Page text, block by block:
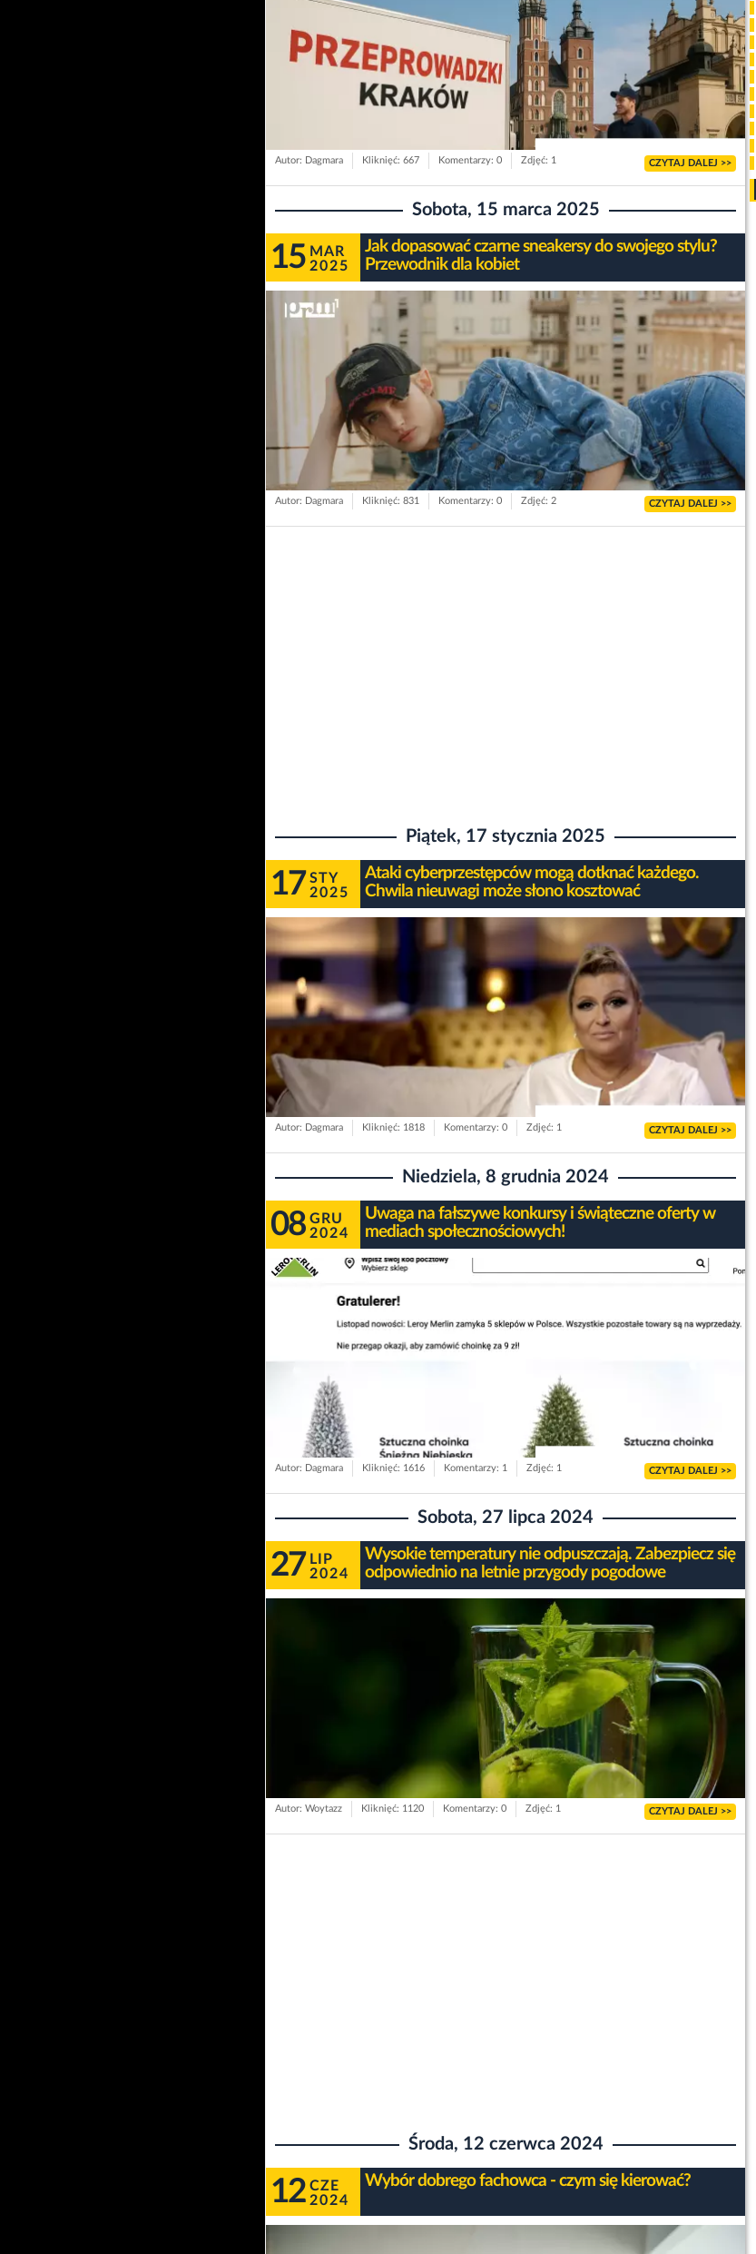
Autor: Dagmara Kliknięć: 667 Komentarzy: 0 Zdjęć: 1 CZYTAJ DALEJ >>
Sobota, 15 marca 2025
15 MAR
2025
Jak dopasować czarne sneakersy do swojego stylu?
Przewodnik dla kobiet
Autor: Dagmara Kliknięć: 831 Komentarzy: 0 Zdjęć: 2 CZYTAJ DALEJ >>
Piątek, 17 stycznia 2025
17 STY
2025
Ataki cyberprzestępców mogą dotknać każdego.
Chwila nieuwagi może słono kosztować
Autor: Dagmara Kliknięć: 1818 Komentarzy: 0 Zdjęć: 1 CZYTAJ DALEJ >>
Niedziela, 8 grudnia 2024
08 GRU
2024
Uwaga na fałszywe konkursy i świąteczne oferty w
mediach społecznościowych!
Autor: Dagmara Kliknięć: 1616 Komentarzy: 1 Zdjęć: 1 CZYTAJ DALEJ >>
Sobota, 27 lipca 2024
27 LIP
2024
Wysokie temperatury nie odpuszczają. Zabezpiecz się
odpowiednio na letnie przygody pogodowe
Autor: Woytazz Kliknięć: 1120 Komentarzy: 0 Zdjęć: 1 CZYTAJ DALEJ >>
Środa, 12 czerwca 2024
12 CZE
2024
Wybór dobrego fachowca - czym się kierować?